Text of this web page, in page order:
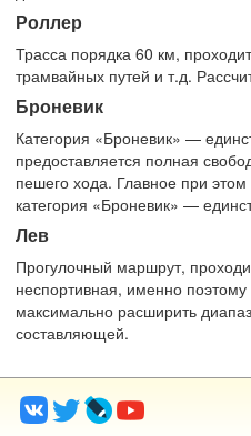
Роллер
Трасса порядка 60 км,
трамвайных путей и т.д.
Броневик
Категория «Броневик» —
предоставляется полная
пешего хода. Главное при
категория «Броневик» —
Лев
Прогулочный маршрут,
неспортивная, именно
максимально расширить
составляющей.